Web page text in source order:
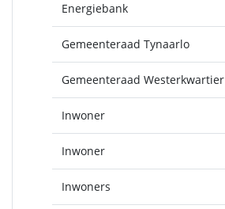
Energiebank
Gemeenteraad Tynaarlo
Gemeenteraad Westerkwartier
Inwoner
Inwoner
Inwoners